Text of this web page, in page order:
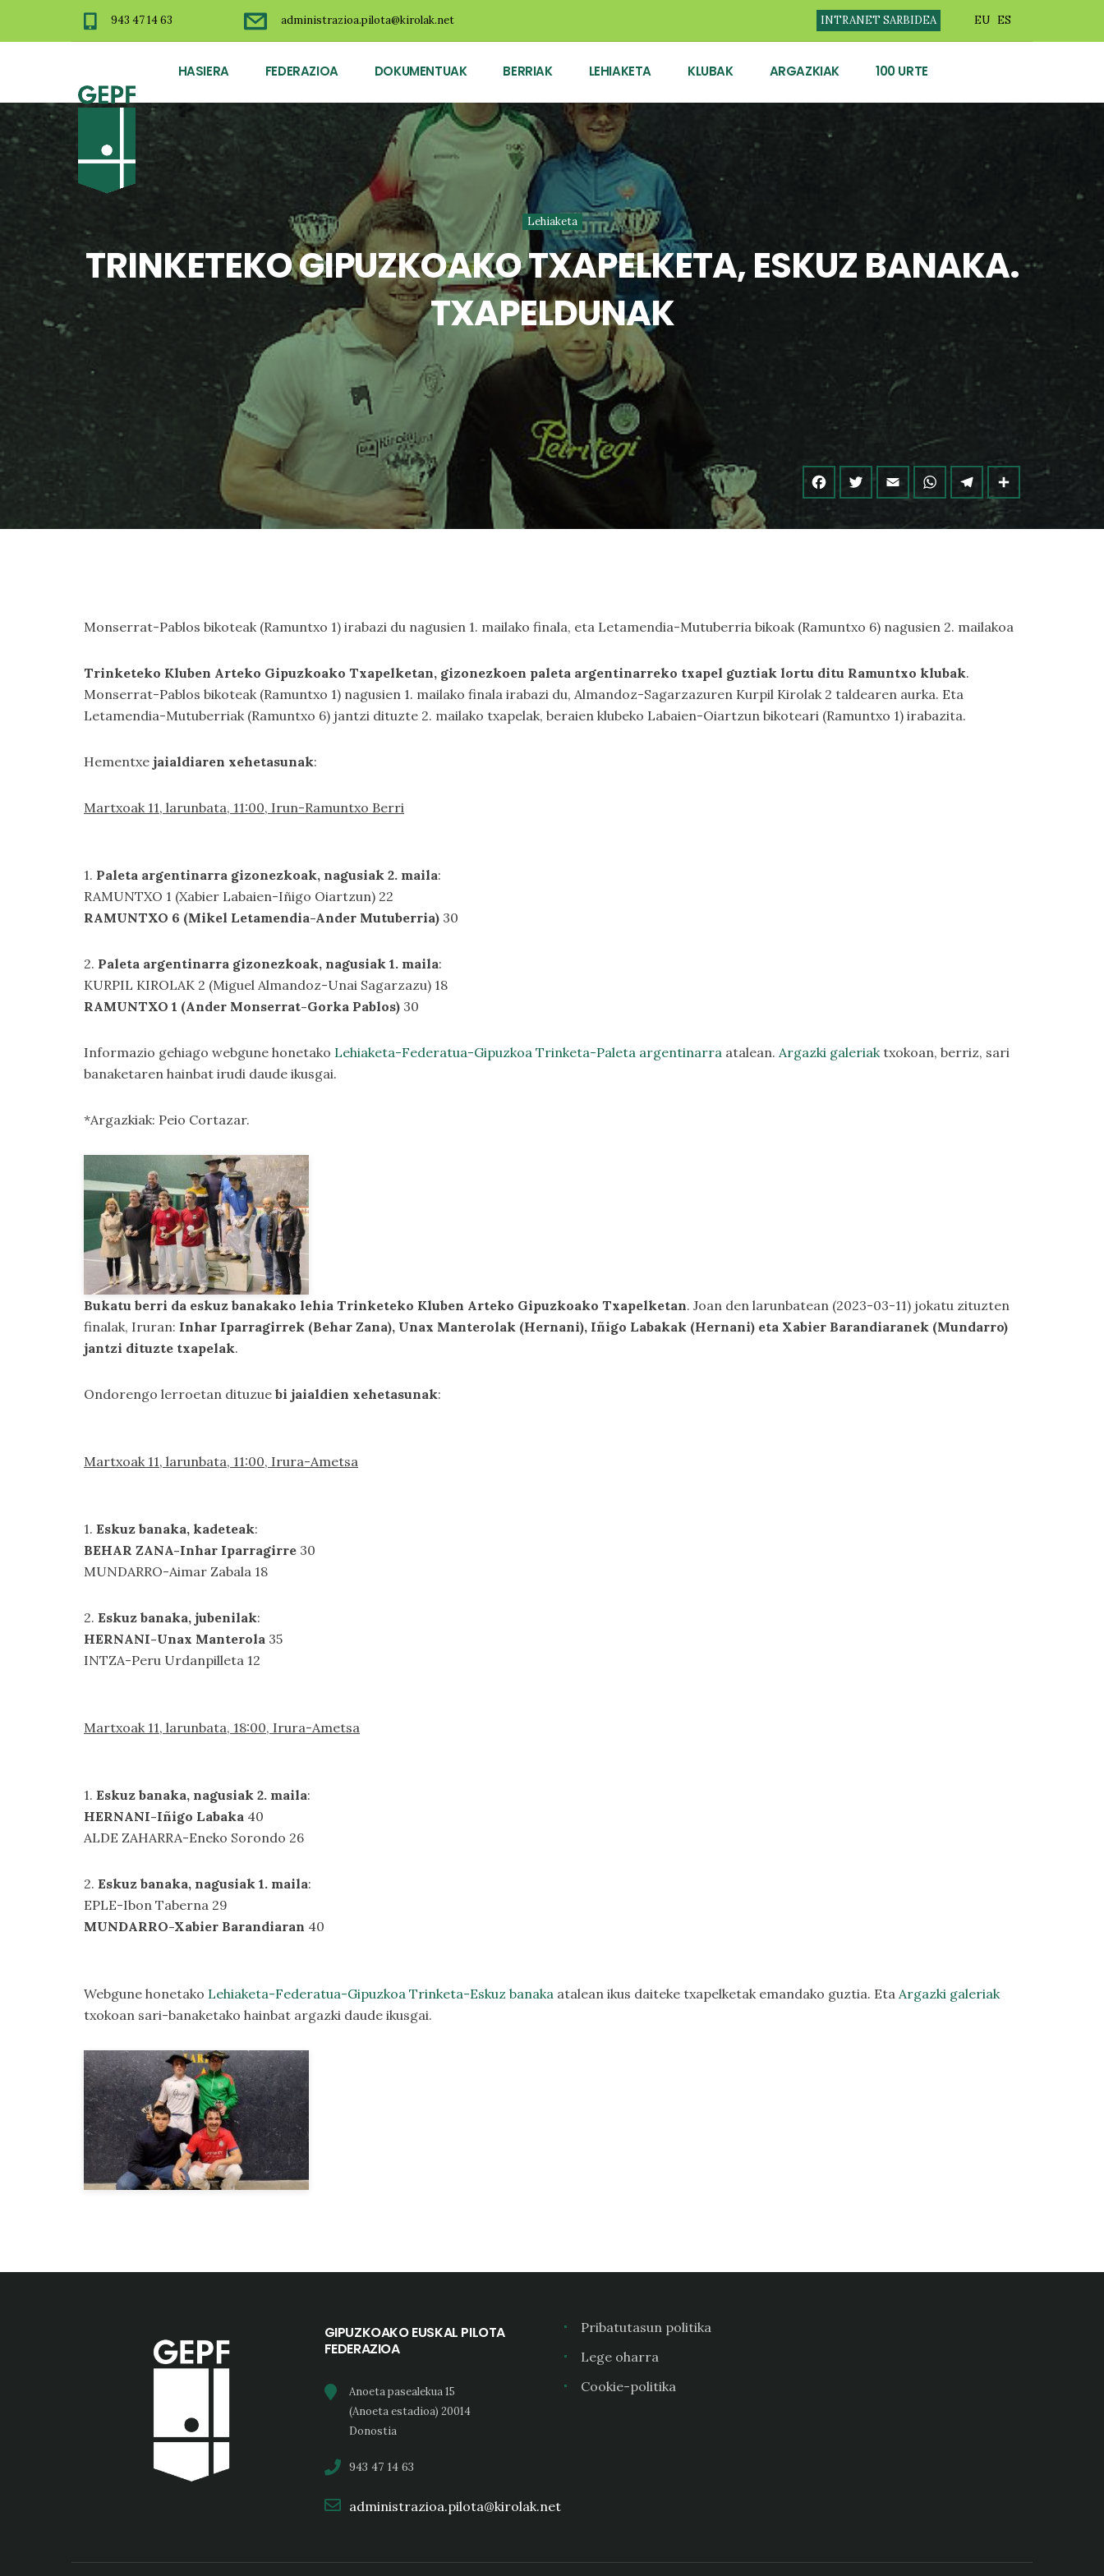
943 47 14 63 administrazioa.pilota@kirolak.net INTRANET SARBIDEA EU ES
HASIERA FEDERAZIOA DOKUMENTUAK BERRIAK LEHIAKETA KLUBAK ARGAZKIAK 100 URTE
Lehiaketa
TRINKETEKO GIPUZKOAKO TXAPELKETA, ESKUZ BANAKA.
TXAPELDUNAK
Monserrat-Pablos bikoteak (Ramuntxo 1) irabazi du nagusien 1. mailako finala, eta Letamendia-Mutuberria bikoak (Ramuntxo 6) nagusien 2. mailakoa
Trinketeko Kluben Arteko Gipuzkoako Txapelketan, gizonezkoen paleta argentinarreko txapel guztiak lortu ditu Ramuntxo klubak.
Monserrat-Pablos bikoteak (Ramuntxo 1) nagusien 1. mailako finala irabazi du, Almandoz-Sagarzazuren Kurpil Kirolak 2 taldearen aurka. Eta
Letamendia-Mutuberriak (Ramuntxo 6) jantzi dituzte 2. mailako txapelak, beraien klubeko Labaien-Oiartzun bikoteari (Ramuntxo 1) irabazita.
Hementxe jaialdiaren xehetasunak:
Martxoak 11, larunbata, 11:00, Irun-Ramuntxo Berri
1. Paleta argentinarra gizonezkoak, nagusiak 2. maila:
RAMUNTXO 1 (Xabier Labaien-Iñigo Oiartzun) 22
RAMUNTXO 6 (Mikel Letamendia-Ander Mutuberria) 30
2. Paleta argentinarra gizonezkoak, nagusiak 1. maila:
KURPIL KIROLAK 2 (Miguel Almandoz-Unai Sagarzazu) 18
RAMUNTXO 1 (Ander Monserrat-Gorka Pablos) 30
Informazio gehiago webgune honetako Lehiaketa-Federatua-Gipuzkoa Trinketa-Paleta argentinarra atalean. Argazki galeriaktxokoan, berriz, sari
banaketaren hainbat irudi daude ikusgai.
*Argazkiak: Peio Cortazar.
Bukatu berri da eskuz banakako lehia Trinketeko Kluben Arteko Gipuzkoako Txapelketan. Joan den larunbatean (2023-03-11) jokatu zituzten
finalak, Iruran: Inhar Iparragirrek (Behar Zana), Unax Manterolak (Hernani), Iñigo Labakak (Hernani) eta Xabier Barandiaranek (Mundarro)
jantzi dituzte txapelak.
Ondorengo lerroetan dituzue bi jaialdien xehetasunak:
Martxoak 11, larunbata, 11:00, Irura-Ametsa
1. Eskuz banaka, kadeteak:
BEHAR ZANA-Inhar Iparragirre 30
MUNDARRO-Aimar Zabala 18
2. Eskuz banaka, jubenilak:
HERNANI-Unax Manterola 35
INTZA-Peru Urdanpilleta 12
Martxoak 11, larunbata, 18:00, Irura-Ametsa
1. Eskuz banaka, nagusiak 2. maila:
HERNANI-Iñigo Labaka 40
ALDE ZAHARRA-Eneko Sorondo 26
2. Eskuz banaka, nagusiak 1. maila:
EPLE-Ibon Taberna 29
MUNDARRO-Xabier Barandiaran 40
Webgune honetako Lehiaketa-Federatua-Gipuzkoa Trinketa-Eskuz banaka atalean ikus daiteke txapelketak emandako guztia. Eta Argazki galeriak
txokoan sari-banaketako hainbat argazki daude ikusgai.
GIPUZKOAKO EUSKAL PILOTA
FEDERAZIOA
Anoeta pasealekua 15
(Anoeta estadioa) 20014
Donostia
943 47 14 63
administrazioa.pilota@kirolak.net
Pribatutasun politika
Lege oharra
Cookie-politika